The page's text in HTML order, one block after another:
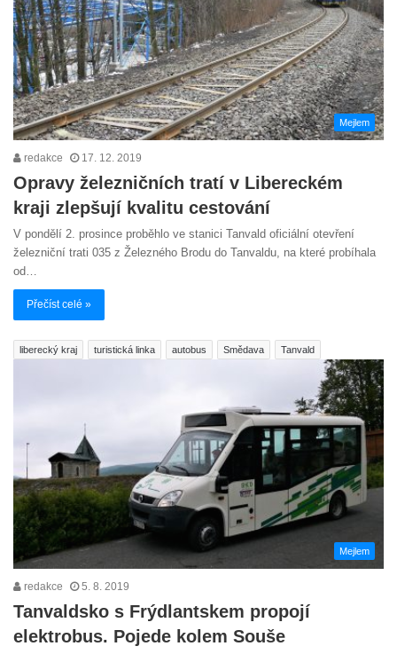
Mejlem
redakce 17. 12. 2019
Opravy železničních tratí v Libereckém
kraji zlepšují kvalitu cestování
V pondělí 2. prosince proběhlo ve stanici Tanvald oficiální otevření
železniční trati 035 z Železného Brodu do Tanvaldu, na které probíhala
od…
Přečíst celé »
liberecký kraj turistická linka autobus Smědava Tanvald
Mejlem
redakce 5. 8. 2019
Tanvaldsko s Frýdlantskem propojí
elektrobus. Pojede kolem Souše